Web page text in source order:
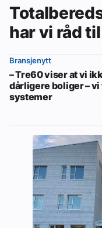
har vi råd
Bransjenytt
– Tre60 viser at vi
dårligere boliger –
systemer